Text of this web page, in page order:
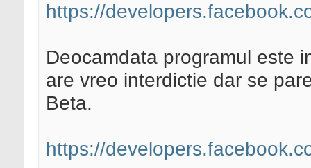
https://
Deocamdata programul este
are vreo interdictie dar se
Beta.
https://